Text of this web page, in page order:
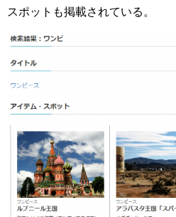
スポットも掲載されている。